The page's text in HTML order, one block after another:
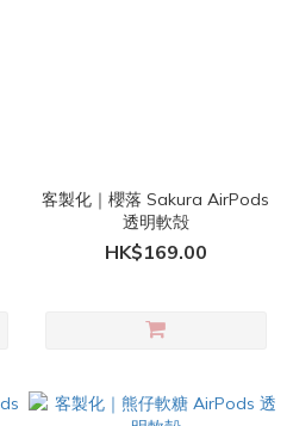
客製化｜櫻落 Sakura AirPods
透明軟殻
HK$169.00